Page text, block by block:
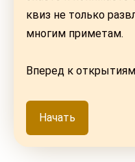
квиз не только
многим приметам.
Вперед к
Начать